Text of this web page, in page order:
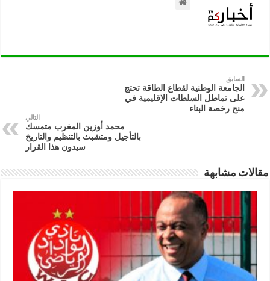
السابق
الجامعة الوطنية لقطاع الطاقة تحتج
على تماطل السلطات الإقليمية في
منح رخصة البناء
التالي
محمد أوزين المغرب متمسك
بالتأجيل ومتشبث بالتنظيم والتاريخ
سيدون هذا القرار
مقالات مشابهة